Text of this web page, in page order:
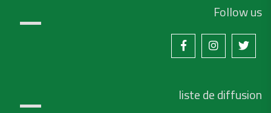
Follow us
liste de diffusion